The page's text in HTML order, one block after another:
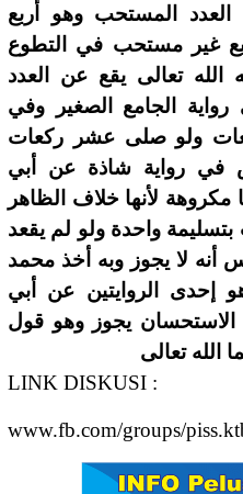
المستحب وهو أربع
غير مستحب في التطوع
تعالى يقع عن العدد
الجامع الصغير وفي
ولو صلى عشر ركعات
في رواية شاذة عن أبي
مكروهة لأنها خلاف الظاهر
بتسليمة واحدة ولو لم يقعد
أنه لا يجوز وبه أخذ محمد
إحدى الروايتين عن أبي
الاستحسان يجوز وهو قول
الله تعالى
LINK DISKUSI :
www.fb.com/groups/